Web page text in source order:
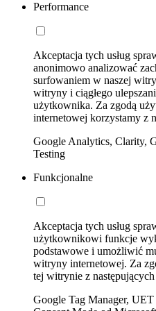
Performance
Akceptacja tych usług
anonimowo analizować
surfowaniem w naszej
witryny i ciągłego
użytkownika. Za zgodą
internetowej korzystamy z
Google Analytics, Clarity,
Testing
Funkcjonalne
Akceptacja tych usług
użytkownikowi funkcje
podstawowe i umożliwić
witryny internetowej. Za
tej witrynie z następujących
Google Tag Manager,